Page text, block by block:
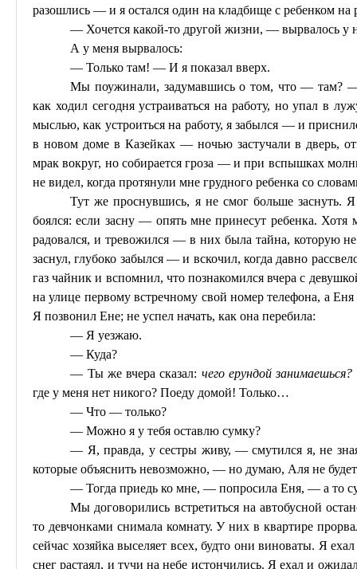
разошлись — и я остался один на кладбище с ребенком
— Хочется какой-то другой жизни, — вырвалось у
А у меня вырвалось:
— Только там! — И я показал вверх.
Мы поужинали, задумавшись о том, что — там? —
как ходил сегодня устраиваться на работу, но упал в
мыслью, как устроиться на работу, я забылся — и
в новом доме в Казейках— ночью застучали в дверь,
мрак вокруг, но собирается гроза — и при вспышках
не видел, когда протянули мне грудного ребенка со
Тут же проснувшись, я не смог больше заснуть.
боялся: если засну — опять мне принесут ребенка. Хотя
радовался, и тревожился — в них была тайна, которую
заснул, глубоко забылся — и вскочил, когда давно
газ чайник и вспомнил, что познакомился вчера с
на улице первому встречному свой номер телефона, аЕня
Я позвонил Ене; не успел начать, как она перебила:
— Я уезжаю.
— Куда?
— Ты же вчера сказал: чего ерундой занимаешься?
где у меня нет никого? Поеду домой! Только…
— Что — только?
— Можно я у тебя оставлю сумку?
— Я, правда, у сестры живу, — смутился я, не
которые объяснить невозможно, — но думаю, Аля не
— Тогдаприедь ко мне, — попросилаЕня, — а то
Мы договорились встретиться на автобусной
то девчонками снимала комнату. У них в квартире
сейчас хозяйка выселяет всех, будто они виноваты. Я
снег растаял, и тучи на небе истончились. Я ехал и